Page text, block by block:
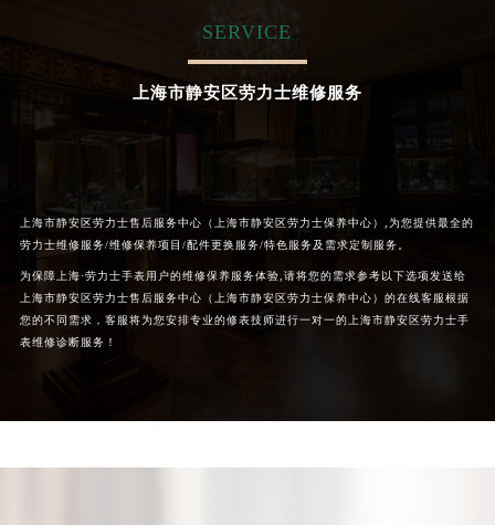
SERVICE
上海市静安区劳力士维修服务
上海市静安区劳力士售后服务中心（上海市静安区劳力士保养中心）,为您提供最全的
劳力士维修服务/维修保养项目/配件更换服务/特色服务及需求定制服务。
为保障上海·劳力士手表用户的维修保养服务体验,请将您的需求参考以下选项发送给
上海市静安区劳力士售后服务中心（上海市静安区劳力士保养中心）的在线客服根据
您的不同需求，客服将为您安排专业的修表技师进行一对一的上海市静安区劳力士手
表维修诊断服务！